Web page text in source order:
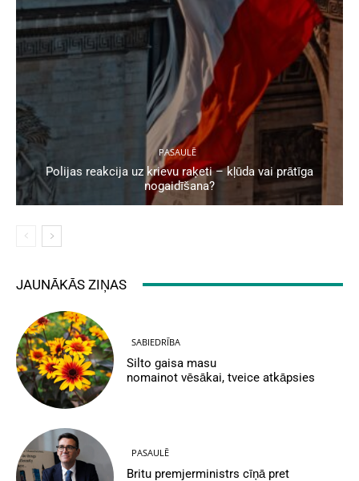
PASAULĒ
Polijas reakcija uz krievu raķeti – kļūda vai prātīga
nogaidīšana?
JAUNĀKĀS ZIŅAS
SABIEDRĪBA
Silto gaisa masu
nomainot vēsākai, tveice atkāpsies
PASAULĒ
Britu premjerministrs cīņā pret